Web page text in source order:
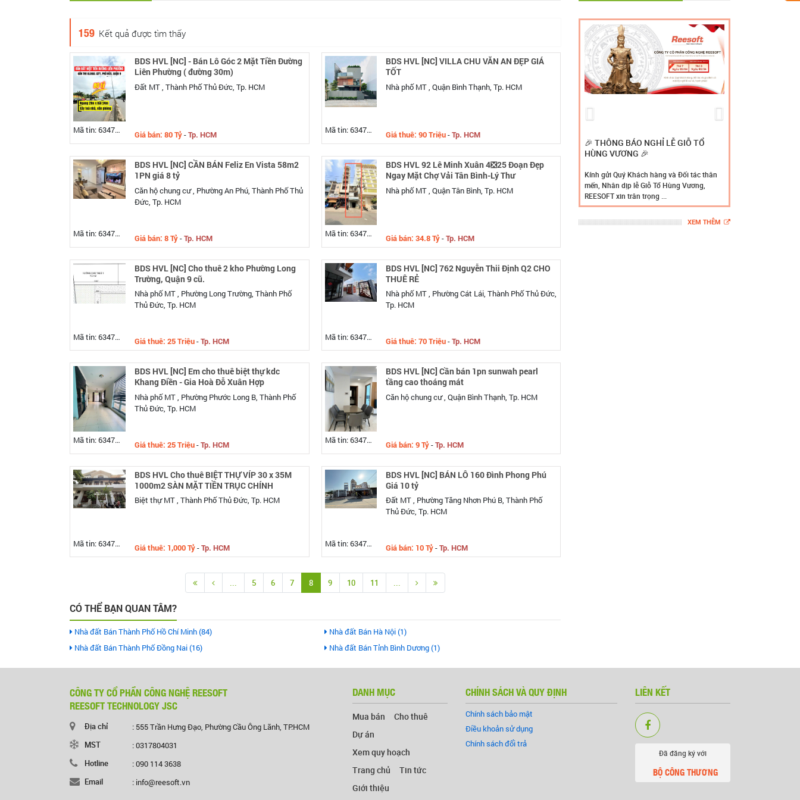
159 Kết quả được tìm thấy
Mã tin: 634748
BDS HVL [NC] - Bán Lô Góc 2 Mặt Tiền Đường
Liên Phường ( đường 30m)
Đất MT , Thành Phố Thủ Đức, Tp. HCM
Giá bán: 80 Tỷ-Tp. HCM Mã tin: 634747
BDS HVL [NC] VILLA CHU VĂN AN ĐẸP GIÁ
TỐT
Nhà phố MT , Quận Bình Thạnh, Tp. HCM
Giá thuê: 90 Triệu-Tp. HCM
Mã tin: 634746
BDS HVL [NC] CẦN BÁN Feliz En Vista 58m2
1PN giá 8 tỷ
Căn hộ chung cư , Phường An Phú, Thành Phố Thủ
Đức, Tp. HCM
Giá bán: 8 Tỷ-Tp. HCM Mã tin: 634743
BDS HVL 92 Lê Minh Xuân 4❎25 Đoạn Đẹp
Ngay Mặt Chợ Vải Tân Bình-Lý Thư
Nhà phố MT , Quận Tân Bình, Tp. HCM
Giá bán: 34.8 Tỷ-Tp. HCM
Mã tin: 634742
BDS HVL [NC] Cho thuê 2 kho Phường Long
Trường, Quận 9 cũ.
Nhà phố MT , Phường Long Trường, Thành Phố
Thủ Đức, Tp. HCM
Giá thuê: 25 Triệu-Tp. HCM Mã tin: 634741
BDS HVL [NC] 762 Nguyễn Thii Định Q2 CHO
THUÊ RẺ
Nhà phố MT , Phường Cát Lái, Thành Phố Thủ Đức,
Tp. HCM
Giá thuê: 70 Triệu-Tp. HCM
Mã tin: 634740
BDS HVL [NC] Em cho thuê biệt thự kdc
Khang Điền - Gia Hoà Đỗ Xuân Hợp
Nhà phố MT , Phường Phước Long B, Thành Phố
Thủ Đức, Tp. HCM
Giá thuê: 25 Triệu-Tp. HCM Mã tin: 634739
BDS HVL [NC] Cần bán 1pn sunwah pearl
tầng cao thoáng mát
Căn hộ chung cư , Quận Bình Thạnh, Tp. HCM
Giá bán: 9 Tỷ-Tp. HCM
Mã tin: 634738
BDS HVL Cho thuê BIỆT THỰ VÍP 30 x 35M
1000m2 SÀN MẶT TIỀN TRỤC CHÍNH
Biệt thự MT , Thành Phố Thủ Đức, Tp. HCM
Giá thuê: 1,000 Tỷ-Tp. HCM Mã tin: 634737
BDS HVL [NC] BÁN LÔ 160 Đình Phong Phú
Giá 10 tỷ
Đất MT , Phường Tăng Nhơn Phú B, Thành Phố
Thủ Đức, Tp. HCM
Giá bán: 10 Tỷ-Tp. HCM
... 5 6 7 8 9 10 11 ...
CÓ THỂ BẠN QUAN TÂM?
Nhà đất Bán Thành Phố Hồ Chí Minh (84)
Nhà đất Bán Hà Nội (1)
Nhà đất Bán Thành Phố Đồng Nai (16)
Nhà đất Bán Tỉnh Bình Dương (1)
🎉 THÔNG BÁO NGHỈ LỄ GIỖ TỔ
HÙNG VƯƠNG 🎉
Kính gửi Quý Khách hàng và Đối tác thân
mến, Nhân dịp lễ Giỗ Tổ Hùng Vương,
REESOFT xin trân trọng ...
Previous Next
XEM THÊM
CÔNG TY CỔ PHẦN CÔNG NGHỆ REESOFT
REESOFT TECHNOLOGY JSC
Địa chỉ
: 555 Trần Hưng Đạo, Phường Cầu Ông Lãnh, TP.HCM
MST
: 0317804031
Hotline
: 090 114 3638
Email
: info@reesoft.vn
DANH MỤC
Mua bán
Cho thuê
Dự án
Xem quy hoạch
Trang chủ
Tin tức
Giới thiệu
CHÍNH SÁCH VÀ QUY ĐỊNH
Chính sách bảo mật
Điều khoản sử dụng
Chính sách đổi trả
LIÊN KẾT
Đã đăng ký với
BỘ CÔNG THƯƠNG